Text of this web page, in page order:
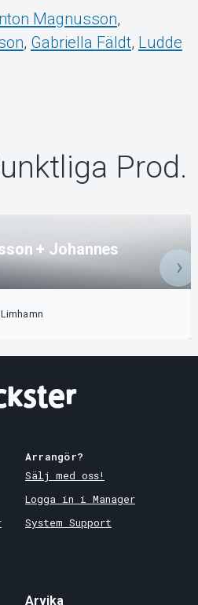
Magnusson,
, Gabriella Fäldt, Ludde
Prod.
+ Johannes
Arrangör?
Sälj med oss!
Logga in i Manager
System Support
Arvika